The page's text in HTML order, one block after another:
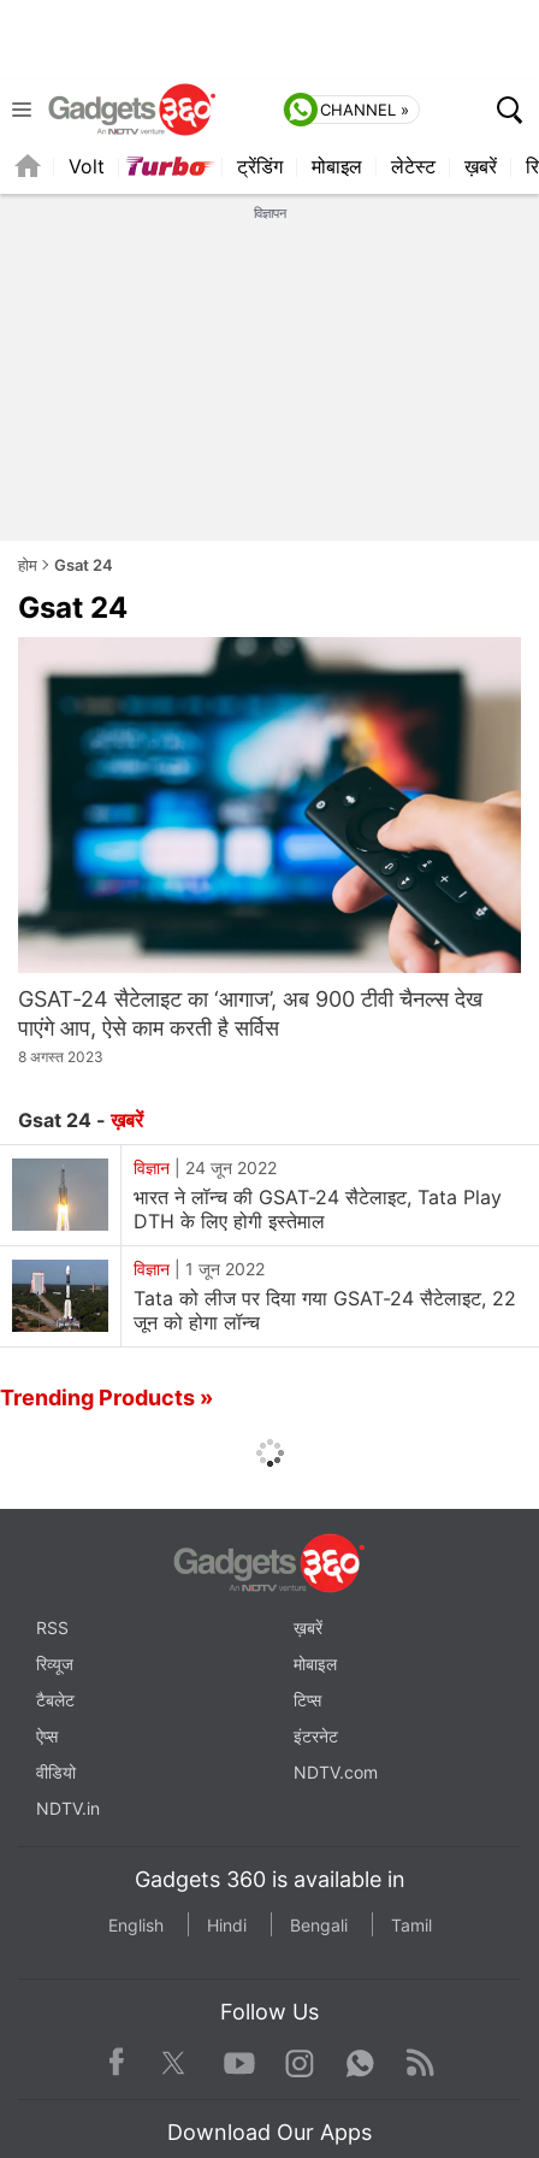
CHANNEL »
Volt ट्रेंडिंग मोबाइल लेटेस्ट ख़बरें
विज्ञापन
होम Gsat 24
Gsat 24
GSAT-24 सैटेलाइट का ‘आगाज’, अब 900 टीवी चैनल्‍स देख
पाएंगे आप, ऐसे काम करती है सर्विस
8 अगस्त 2023
Gsat 24 -ख़बरें
विज्ञान 24 जून 2022
भारत ने लॉन्च की GSAT-24 सैटेलाइट, Tata Play
DTH के लिए होगी इस्तेमाल
विज्ञान 1 जून 2022
Tata को लीज पर दिया गया GSAT-24 सैटेलाइट, 22
जून को होगा लॉन्‍च
Trending Products »
RSS
ख़बरें
रिव्यूज
मोबाइल
टैबलेट
टिप्स
ऐप्स
इंटरनेट
वीडियो
NDTV.com
NDTV.in
Gadgets 360 is available in
English Hindi Bengali Tamil
Follow Us
Facebook TwitterYoutube
Instagram WhatsApp
Rss
Download Our Apps